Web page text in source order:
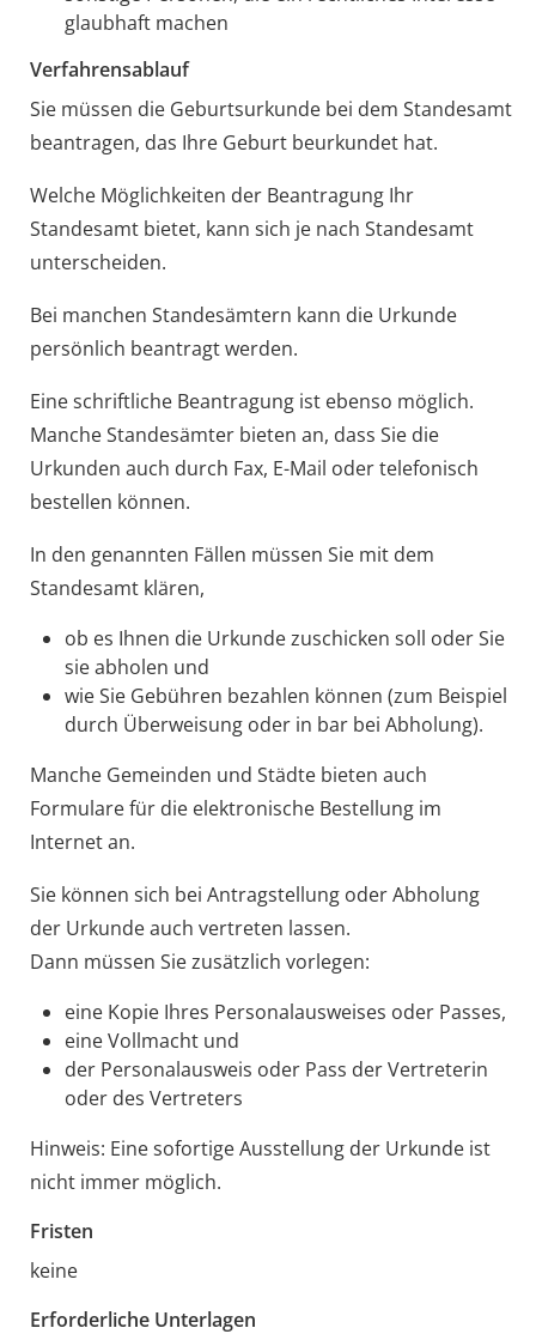
glaubhaft machen
Verfahrensablauf
Sie müssen die Geburtsurkunde bei dem Standesamt
beantragen, das Ihre Geburt beurkundet hat.
Welche Möglichkeiten der Beantragung Ihr
Standesamt bietet, kann sich je nach Standesamt
unterscheiden.
Bei manchen Standesämtern kann die Urkunde
persönlich beantragt werden.
Eine schriftliche Beantragung ist ebenso möglich.
Manche Standesämter bieten an, dass Sie die
Urkunden auch durch Fax, E-Mail oder telefonisch
bestellen können.
In den genannten Fällen müssen Sie mit dem
Standesamt klären,
ob es Ihnen die Urkunde zuschicken soll oder Sie
sie abholen und
wie Sie Gebühren bezahlen können (zum Beispiel
durch Überweisung oder in bar bei Abholung).
Manche Gemeinden und Städte bieten auch
Formulare für die elektronische Bestellung im
Internet an.
Sie können sich bei Antragstellung oder Abholung
der Urkunde auch vertreten lassen.
Dann müssen Sie zusätzlich vorlegen:
eine Kopie Ihres Personalausweises oder Passes,
eine Vollmacht und
der Personalausweis oder Pass der Vertreterin
oder des Vertreters
Hinweis: Eine sofortige Ausstellung der Urkunde ist
nicht immer möglich.
Fristen
keine
Erforderliche Unterlagen